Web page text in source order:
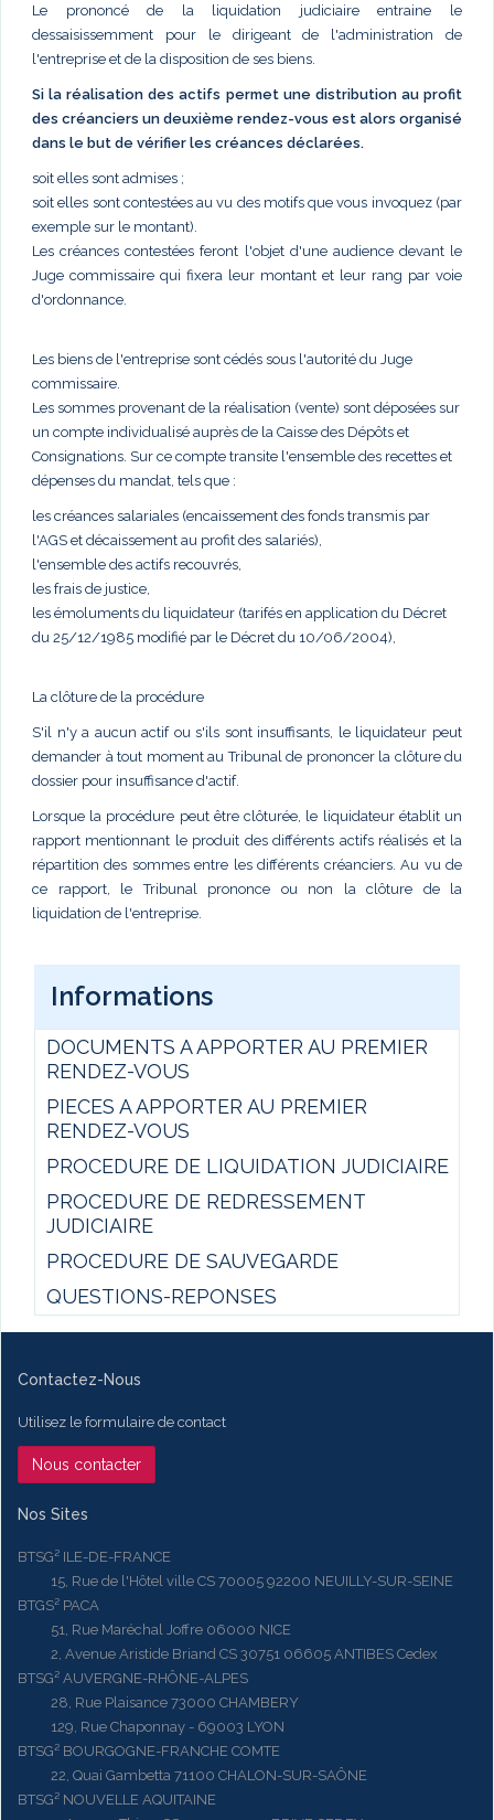
Le prononcé de la liquidation judiciaire entraine le
dessaisissemment pour le dirigeant de l'administration de
l'entreprise et de la disposition de ses biens.
Si la réalisation des actifs permet une distribution au profit
des créanciers un deuxième rendez-vous est alors organisé
dans le but de vérifier les créances déclarées.
soit elles sont admises ;
soit elles sont contestées au vu des motifs que vous invoquez (par
exemple sur le montant).
Les créances contestées feront l'objet d'une audience devant le
Juge commissaire qui fixera leur montant et leur rang par voie
d'ordonnance.
Les biens de l'entreprise sont cédés sous l'autorité du Juge
commissaire.
Les sommes provenant de la réalisation (vente) sont déposées sur
un compte individualisé auprès de la Caisse des Dépôts et
Consignations. Sur ce compte transite l'ensemble des recettes et
dépenses du mandat, tels que :
les créances salariales (encaissement des fonds transmis par
l'AGS et décaissement au profit des salariés),
l'ensemble des actifs recouvrés,
les frais de justice,
les émoluments du liquidateur (tarifés en application du Décret
du 25/12/1985 modifié par le Décret du 10/06/2004),
La clôture de la procédure
S'il n'y a aucun actif ou s'ils sont insuffisants, le liquidateur peut
demander à tout moment au Tribunal de prononcer la clôture du
dossier pour insuffisance d'actif.
Lorsque la procédure peut être clôturée, le liquidateur établit un
rapport mentionnant le produit des différents actifs réalisés et la
répartition des sommes entre les différents créanciers. Au vu de
ce rapport, le Tribunal prononce ou non la clôture de la
liquidation de l'entreprise.
Informations
DOCUMENTS A APPORTER AU PREMIER
RENDEZ-VOUS
PIECES A APPORTER AU PREMIER
RENDEZ-VOUS
PROCEDURE DE LIQUIDATION JUDICIAIRE
PROCEDURE DE REDRESSEMENT
JUDICIAIRE
PROCEDURE DE SAUVEGARDE
QUESTIONS-REPONSES
Contactez-Nous
Utilisez le formulaire de contact
Nous contacter
Nos Sites
BTSG² ILE-DE-FRANCE
15, Rue de l'Hôtel ville CS 70005 92200 NEUILLY-SUR-SEINE
BTGS² PACA
51, Rue Maréchal Joffre 06000 NICE
2, Avenue Aristide Briand CS 30751 06605 ANTIBES Cedex
BTSG² AUVERGNE-RHÔNE-ALPES
28, Rue Plaisance 73000 CHAMBERY
129, Rue Chaponnay - 69003 LYON
BTSG² BOURGOGNE-FRANCHE COMTE
22, Quai Gambetta 71100 CHALON-SUR-SAÔNE
BTSG² NOUVELLE AQUITAINE